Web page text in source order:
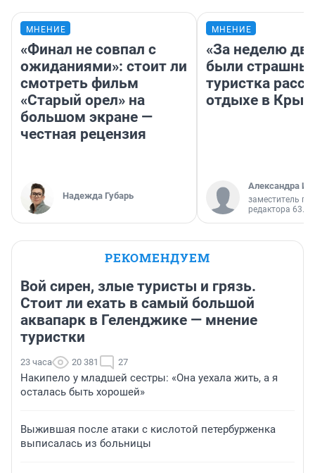
МНЕНИЕ
«Финал не совпал с
ожиданиями»: стоит ли
смотреть фильм
«Старый орел» на
большом экране —
честная рецензия
Надежда Губарь
МНЕНИЕ
«За неделю
были
туристка
отдыхе в
Александра
заместитель
редактора 63.RU
РЕКОМЕНДУЕМ
Вой сирен, злые туристы и грязь.
Стоит ли ехать в самый большой
аквапарк в Геленджике — мнение
туристки
23 часа 20 381 27
Накипело у младшей сестры: «Она уехала жить, а я
осталась быть хорошей»
Выжившая после атаки с кислотой петербурженка
выписалась из больницы